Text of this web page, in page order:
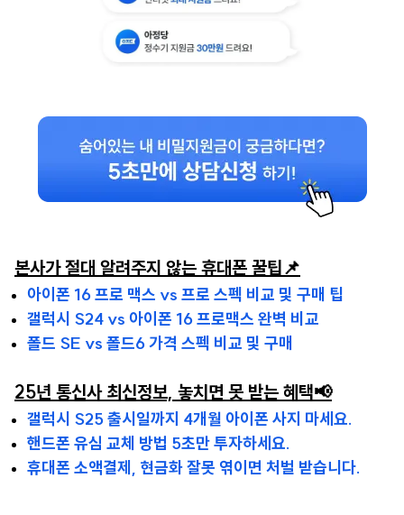
본사가 절대 알려주지 않는 휴대폰 꿀팁📌
아이폰 16 프로 맥스 vs 프로 스펙 비교 및 구매 팁
갤럭시 S24 vs 아이폰 16 프로맥스 완벽 비교
폴드 SE vs 폴드6 가격 스펙 비교 및 구매
25년 통신사 최신정보, 놓치면 못 받는 혜택📢
갤럭시 S25 출시일까지 4개월 아이폰 사지 마세요.
핸드폰 유심 교체 방법 5초만 투자하세요.
휴대폰 소액결제, 현금화 잘못 엮이면 처벌 받습니다.